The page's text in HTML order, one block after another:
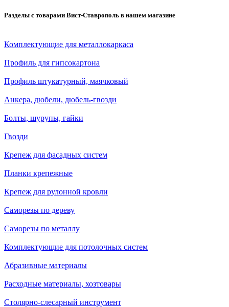
Разделы с товарами Вист-Ставрополь в нашем магазине
Комплектующие для металлокаркаса
Профиль для гипсокартона
Профиль штукатурный, маячковый
Анкера, дюбели, дюбель-гвозди
Болты, шурупы, гайки
Гвозди
Крепеж для фасадных систем
Планки крепежные
Крепеж для рулонной кровли
Саморезы по дереву
Саморезы по металлу
Комплектующие для потолочных систем
Абразивные материалы
Расходные материалы, хозтовары
Столярно-слесарный инструмент